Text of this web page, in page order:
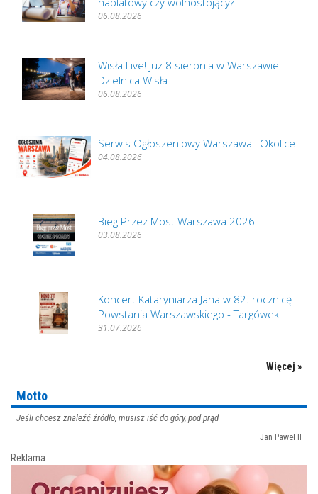
06.08.2026
Wisła Live! już 8 sierpnia w Warszawie -
Dzielnica Wisła
06.08.2026
Serwis Ogłoszeniowy Warszawa i Okolice
04.08.2026
Bieg Przez Most Warszawa 2026
03.08.2026
Koncert Kataryniarza Jana w 82. rocznicę
Powstania Warszawskiego - Targówek
31.07.2026
Więcej »
Motto
Jeśli chcesz znaleźć źródło, musisz iść do góry, pod prąd
Jan Paweł II
Reklama